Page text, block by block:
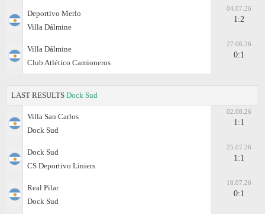
Deportivo Merlo
Villa Dálmine
04.07.26
1:2
Villa Dálmine
Club Atlético Camioneros
27.06.26
0:1
LAST RESULTS Dock Sud
Villa San Carlos
Dock Sud
02.08.26
1:1
Dock Sud
CS Deportivo Liniers
25.07.26
1:1
Real Pilar
Dock Sud
18.07.26
0:1